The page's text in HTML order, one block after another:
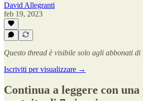
David Allegranti
feb 19, 2023
Questo thread è visibile solo agli abbonati di
Iscriviti per visualizzare →
Continua a leggere con